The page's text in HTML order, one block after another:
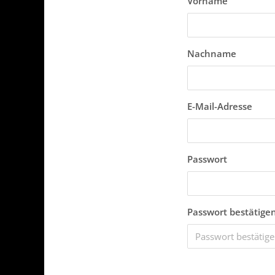
Nachname
E-Mail-Adresse
Passwort
Passwort